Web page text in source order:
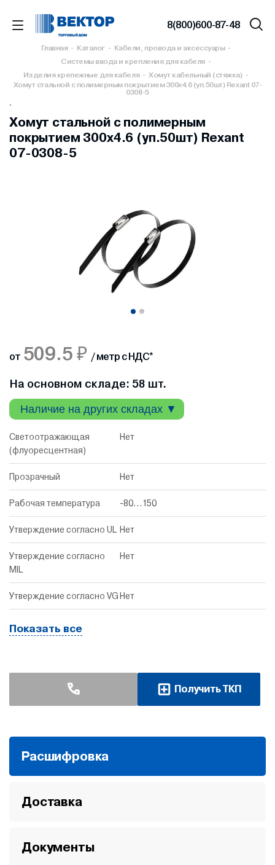
8(800)600-87-48
Главная - Каталог - Кабели, провода и аксессуары -
Системы ввода и крепления для кабеля -
Изделия крепежные для кабеля - Хомут кабельный (стяжка) -
Хомут стальной с полимерным покрытием 300х4.6 (уп.50шт) Rexant 07-
0308-5
`
Хомут стальной с полимерным
покрытием 300х4.6 (уп.50шт) Rexant
07-0308-5
от 509.5 ₽ / метр с НДС*
На основном складе: 58 шт.
Наличие на других складах ▼
Светоотражающая
(флуоресцентная)
Нет
Прозрачный Нет
Рабочая температура -80...150
Утверждение согласно UL Нет
Утверждение согласно
MIL
Нет
Утверждение согласно VG Нет
Показать все
Получить ТКП
Расшифровка
Доставка
Документы